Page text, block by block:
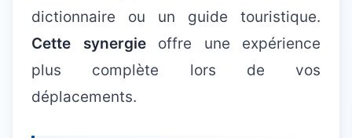
dictionnaire ou un guide touristique.
Cette synergieoffre une expérience
plus complète lors de vos
déplacements.